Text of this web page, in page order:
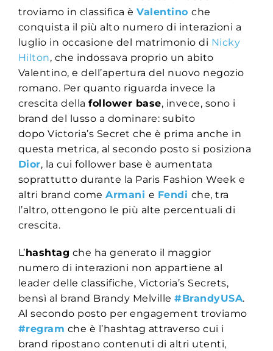
troviamo in classifica èValentino che
conquista il più alto numero di interazioni a
luglio in occasione del matrimonio di Nicky
Hilton, che indossava proprio un abito
Valentino, e dell’apertura del nuovo negozio
romano. Per quanto riguarda invece la
crescita dellafollower base, invece, sono i
brand del lusso a dominare: subito
dopo Victoria’s Secret che è prima anche in
questa metrica, al secondo posto si posiziona
Dior, la cui follower base è aumentata
soprattutto durante la Paris Fashion Week e
altri brand comeArmani e Fendi che, tra
l’altro, ottengono le più alte percentuali di
crescita.
L’hashtag che ha generato il maggior
numero di interazioni non appartiene al
leader delle classifiche, Victoria’s Secrets,
bensì al brand Brandy Melville#BrandyUSA.
Al secondo posto per engagement troviamo
#regram che è l’hashtag attraverso cui i
brand ripostano contenuti di altri utenti,